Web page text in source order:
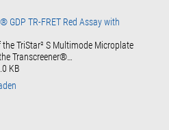
GDP TR-FRET Red Assay with
TriStar² S Multimode Microplate
Transcreener®…
KB